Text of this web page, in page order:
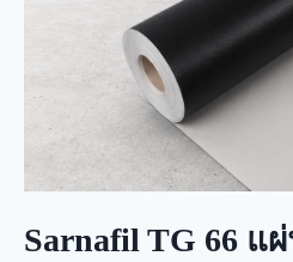
Sarnafil TG 66 แ